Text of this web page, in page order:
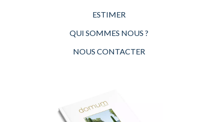
ESTIMER
QUI SOMMES NOUS ?
NOUS CONTACTER